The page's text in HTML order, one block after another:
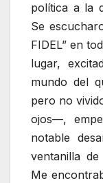
política a la
Se
FIDEL” en
lugar,
mundo del
pero no
ojos—,
notable
ventanilla
Me